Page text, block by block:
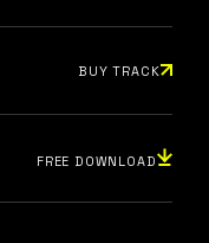
BUY TRACK
FREE DOWNLOAD